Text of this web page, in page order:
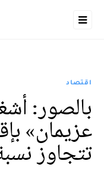
اقتصاد
بالصور:
عزيمان»
تتجاوز نسبة